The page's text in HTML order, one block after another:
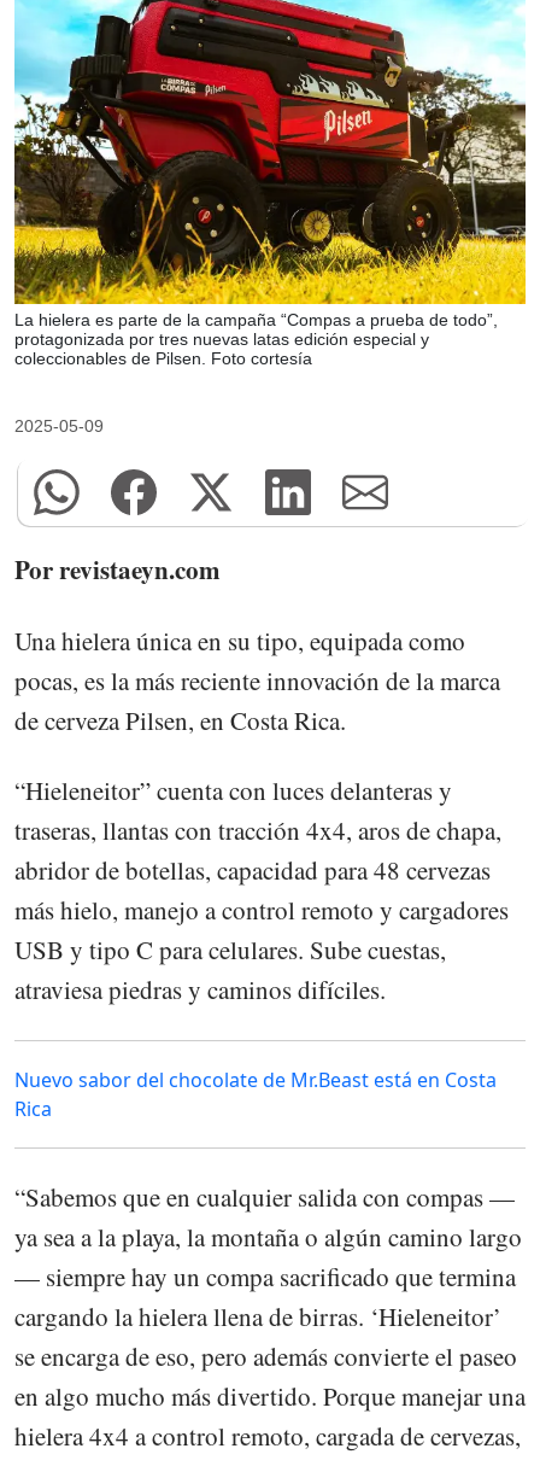
La hielera es parte de la campaña “Compas a prueba de todo”,
protagonizada por tres nuevas latas edición especial y
coleccionables de Pilsen. Foto cortesía
2025-05-09
Por revistaeyn.com
Una hielera única en su tipo, equipada como
pocas, es la más reciente innovación de la marca
de cerveza Pilsen, en Costa Rica.
“Hieleneitor” cuenta con luces delanteras y
traseras, llantas con tracción 4x4, aros de chapa,
abridor de botellas, capacidad para 48 cervezas
más hielo, manejo a control remoto y cargadores
USB y tipo C para celulares. Sube cuestas,
atraviesa piedras y caminos difíciles.
Nuevo sabor del chocolate de Mr.Beast está en Costa
Rica
“Sabemos que en cualquier salida con compas —
ya sea a la playa, la montaña o algún camino largo
— siempre hay un compa sacrificado que termina
cargando la hielera llena de birras. ‘Hieleneitor’
se encarga de eso, pero además convierte el paseo
en algo mucho más divertido. Porque manejar una
hielera 4x4 a control remoto, cargada de cervezas,